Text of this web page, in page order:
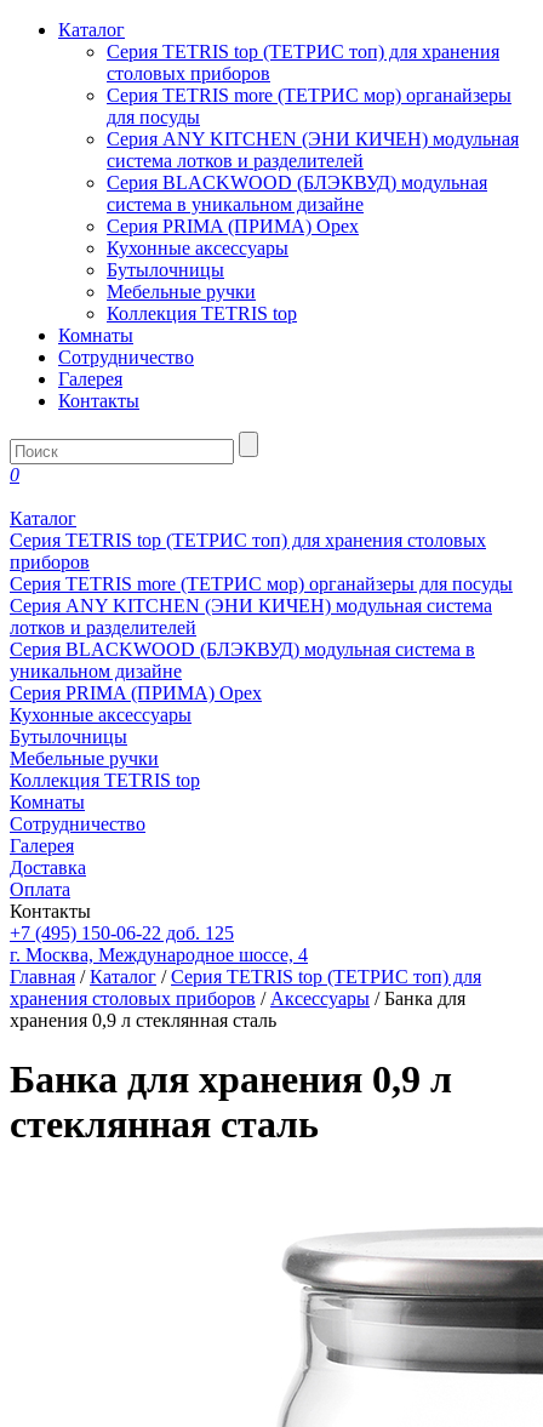
Каталог
Серия TETRIS top (ТЕТРИС топ) для хранения
столовых приборов
Серия TETRIS more (ТЕТРИС мор) органайзеры
для посуды
Серия ANY KITCHEN (ЭНИ КИЧЕН) модульная
система лотков и разделителей
Серия BLACKWOOD (БЛЭКВУД) модульная
система в уникальном дизайне
Серия PRIMA (ПРИМА) Орех
Кухонные аксессуары
Бутылочницы
Мебельные ручки
Коллекция TETRIS top
Комнаты
Сотрудничество
Галерея
Контакты
0
Каталог
Серия TETRIS top (ТЕТРИС топ) для хранения столовых
приборов
Серия TETRIS more (ТЕТРИС мор) органайзеры для посуды
Серия ANY KITCHEN (ЭНИ КИЧЕН) модульная система
лотков и разделителей
Серия BLACKWOOD (БЛЭКВУД) модульная система в
уникальном дизайне
Серия PRIMA (ПРИМА) Орех
Кухонные аксессуары
Бутылочницы
Мебельные ручки
Коллекция TETRIS top
Комнаты
Сотрудничество
Галерея
Доставка
Оплата
Контакты
+7 (495) 150-06-22 доб. 125
г. Москва, Международное шоссе, 4
Главная /Каталог /Серия TETRIS top (ТЕТРИС топ) для
хранения столовых приборов / Аксессуары / Банка для
хранения 0,9 л стеклянная сталь
Банка для хранения 0,9 л
стеклянная сталь